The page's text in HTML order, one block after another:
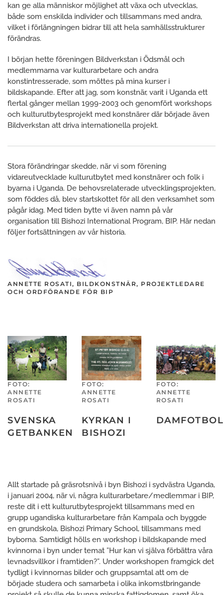
kan ge alla människor möjlighet att växa och utvecklas,
både som enskilda individer och tillsammans med andra,
vilket i förlängningen bidrar till att hela samhällsstrukturer
förändras.
I början hette föreningen Bildverkstan i Ödsmål och
medlemmarna var kulturarbetare och andra
konstintresserade, som möttes på mina kurser i
bildskapande. Efter att jag, som konstnär, varit i Uganda ett
flertal gånger mellan 1999-2003 och genomfört workshops
och kulturutbytesprojekt med konstnärer där började även
Bildverkstan att driva internationella projekt.
Stora förändringar skedde, när vi som förening
vidareutvecklade kulturutbytet med konstnärer och folk i
byarna i Uganda. De behovsrelaterade utvecklingsprojekten,
som föddes då, blev startskottet för all den verksamhet som
pågår idag. Med tiden bytte vi även namn på vår
organisation till Bishozi International Program, BIP. Här nedan
följer fortsättningen av vår historia.
ANNETTE ROSATI, BILDKONSTNÄR, PROJEKTLEDARE
OCH ORDFÖRANDE FÖR BIP
FOTO:
ANNETTE
ROSATI
SVENSKA
GETBANKEN
FOTO:
ANNETTE
ROSATI
KYRKAN I
BISHOZI
FOTO:
ANNETTE
ROSATI
Allt startade på gräsrotsnivå i byn Bishozi i sydvästra Uganda,
i januari 2004, när vi, några kulturarbetare/medlemmar i BIP,
reste dit i ett kulturutbytesprojekt tillsammans med en
grupp ugandiska kulturarbetare från Kampala och byggde
en grundskola, Bishozi Primary School, tillsammans med
byborna. Samtidigt hölls en workshop i bildskapande med
kvinnorna i byn under temat ”Hur kan vi själva förbättra våra
levnadsvillkor i framtiden?”. Under workshopen framgick det
tydligt i kvinnornas bilder och gruppsamtal att om de
började studera och samarbeta i olika inkomstbringande